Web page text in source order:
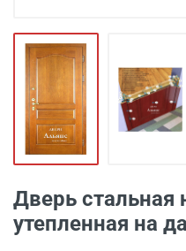
Дверь стальная
утепленная на